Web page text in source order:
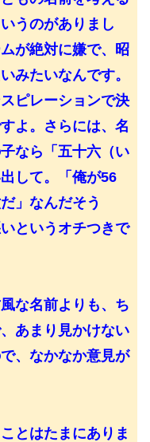
うのがありまし
が絶対に嫌で、昭
みたいなんです。
ピレーションで決
よ。さらには、名
なら「五十六（い
して。「俺が56
」なんだそう
というオチつきで
な名前よりも、ち
あまり見かけない
、なかなか意見が
とはたまにありま